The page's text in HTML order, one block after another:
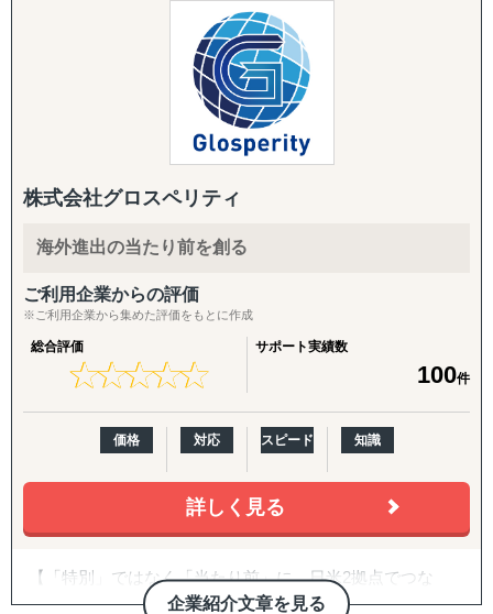
『体制構築チーム』
目的：海外現地で活動するために必要な土台をつくる
↳ 会社設立（登記・銀行口座）
↳ 不動産探索（オフィス・倉庫・店舗・住居）
↳ 店舗開業パッケージ（許認可・内装・採用・集客）
↳ 人材採用支援（現地スタッフ採用）
------------------------------------
【主要サービスメニュー】
【よくご相談いただく内容】
「どの国・地域に参入すべきかわからない」
「進出に踏み切れる客観的データがない」
る」
「公開情報が少ないニッチな市場を細かい粒度で分析した
い」
「現地の消費者ニーズや嗜好が理解できない」
「競合他社の動向や市場内でのポジショニング戦略が定ま
らない」
「法規制、税制、輸入関税などの複雑な規制を把握するの
が難しい」
「効果的なマーケティング戦略や販売チャネルを見つけ出
せない」
「現地でのビジネスパートナー探しや信頼できるサプライ
ヤーの選定が困難」
など
■レイン独自のネットワークは現地語・日本語を解する多
数の専門調査員や、様々な専門領域を
持つ大学教授陣、また、現地の内情に精通した各国の調
査会社などから構成されます。
■カバーする地域は東アジア、東南アジア、南アジア、中
東、欧州、アフリカ、北米、中南米
及び、世界各地における効果的な調査とその分析によ
り、現地の最新状況をつぶさに把握する
ことが可能です。
■レインは現地のリサーチだけでなく、海外視察のプラニ
ングからビジネスパートナーの発掘、
商談のコーディネートもサポート。海外進出においてあ
らゆる局面のニーズに対応した包括的な
ソリューションを提供しています。
【レインの特徴】
①『日本からの視点と世界のトレンドの交差点から最新情
報を提供』
株式会社グロスペリティ
海外進出の当たり前を創る
ご利用企業からの評価
※ご利用企業から集めた評価をもとに作成
総合評価
★★★★★
★★★★★
サポート実績数
100件
価格 対応 スピード 知識
詳しく見る
企業紹介文章を見る
【「特別」ではなく「当たり前」に。日米2拠点でつな
ぐ、伴走型の海外進出支援】